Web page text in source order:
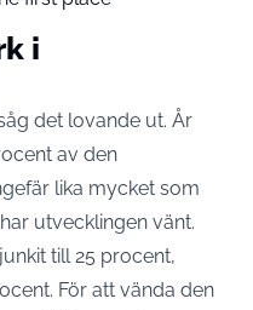
i
det lovande ut. År
av den
lika mycket som
utvecklingen vänt.
till 25 procent,
För att vända den